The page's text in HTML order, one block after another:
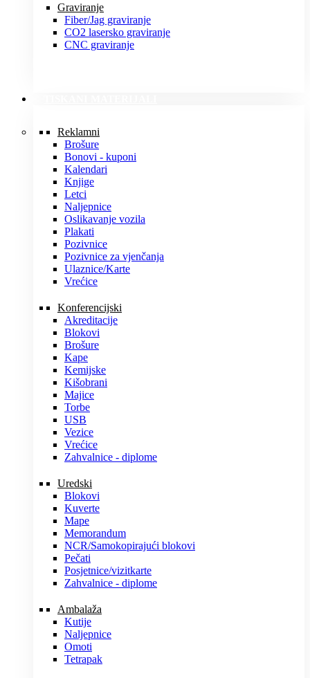
Graviranje
Fiber/Jag graviranje
CO2 lasersko graviranje
CNC graviranje
Reklamni
Brošure
Bonovi - kuponi
Kalendari
Knjige
Letci
Naljepnice
Oslikavanje vozila
Plakati
Pozivnice
Pozivnice za vjenčanja
Ulaznice/Karte
Vrećice
Konferencijski
Akreditacije
Blokovi
Brošure
Kape
Kemijske
Kišobrani
Majice
Torbe
USB
Vezice
Vrećice
Zahvalnice - diplome
Uredski
Blokovi
Kuverte
Mape
Memorandum
NCR/Samokopirajući blokovi
Pečati
Posjetnice/vizitkarte
Zahvalnice - diplome
Ambalaža
Kutije
Naljepnice
Omoti
Tetrapak